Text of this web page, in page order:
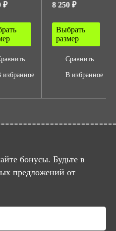
₽
избранное
8 250 ₽
Выбрать
размер
Сравнить
В избранное
бонусы. Будьте в
предложений от